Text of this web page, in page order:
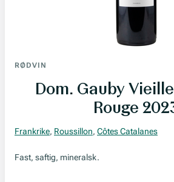
RØDVIN
Dom. Gauby
Rouge
Frankrike, Roussillon, Côtes Catalanes
Fast, saftig, mineralsk.